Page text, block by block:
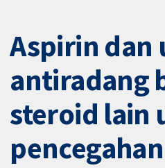
Aspirin dan
antiradang
steroid lain